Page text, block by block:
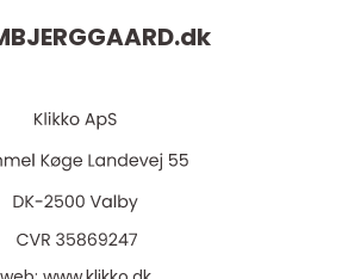
dk